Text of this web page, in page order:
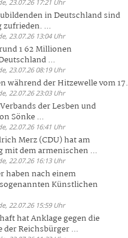
23.07.26 17:21 Uhr
in Deutschland sind
...
23.07.26 13:04 Uhr
1 62 Millionen
...
23.07.26 08:19 Uhr
während der Hitzewelle vom 17.
22.07.26 23:03 Uhr
der Lesben und
Sönke ...
22.07.26 16:41 Uhr
Merz (CDU) hat am
dem armenischen ...
22.07.26 16:13 Uhr
haben nach einem
Künstlichen
22.07.26 15:59 Uhr
hat Anklage gegen die
Reichsbürger ...